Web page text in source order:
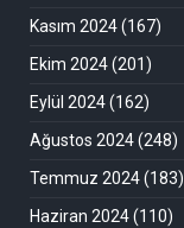
Kasım 2024(167)
Ekim 2024(201)
Eylül 2024(162)
Ağustos 2024(248)
Temmuz 2024(183)
Haziran 2024(110)